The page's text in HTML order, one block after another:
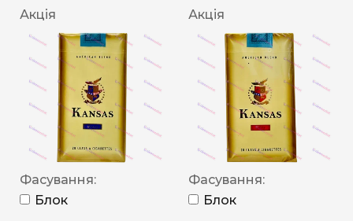
Акція
Фасування:
Блок
Акція
Фасування:
Блок